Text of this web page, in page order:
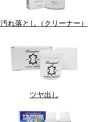
汚れ落とし（クリーナー）
ツヤ出し